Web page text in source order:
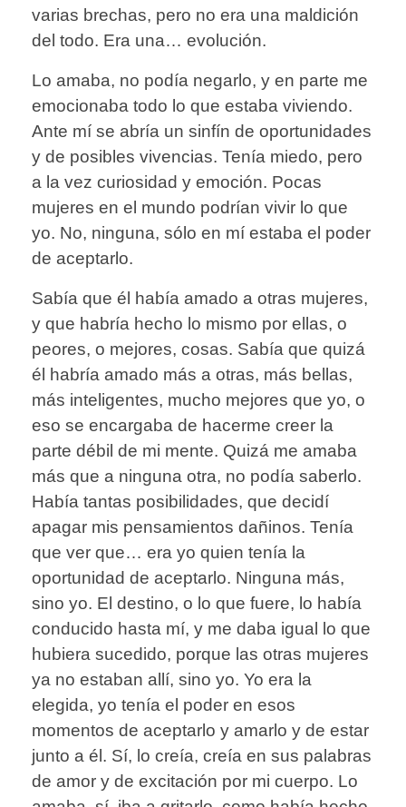
varias brechas, pero no era una maldición
del todo. Era una… evolución.
Lo amaba, no podía negarlo, y en parte me
emocionaba todo lo que estaba viviendo.
Ante mí se abría un sinfín de oportunidades
y de posibles vivencias. Tenía miedo, pero
a la vez curiosidad y emoción. Pocas
mujeres en el mundo podrían vivir lo que
yo. No, ninguna, sólo en mí estaba el poder
de aceptarlo.
Sabía que él había amado a otras mujeres,
y que habría hecho lo mismo por ellas, o
peores, o mejores, cosas. Sabía que quizá
él habría amado más a otras, más bellas,
más inteligentes, mucho mejores que yo, o
eso se encargaba de hacerme creer la
parte débil de mi mente. Quizá me amaba
más que a ninguna otra, no podía saberlo.
Había tantas posibilidades, que decidí
apagar mis pensamientos dañinos. Tenía
que ver que… era yo quien tenía la
oportunidad de aceptarlo. Ninguna más,
sino yo. El destino, o lo que fuere, lo había
conducido hasta mí, y me daba igual lo que
hubiera sucedido, porque las otras mujeres
ya no estaban allí, sino yo. Yo era la
elegida, yo tenía el poder en esos
momentos de aceptarlo y amarlo y de estar
junto a él. Sí, lo creía, creía en sus palabras
de amor y de excitación por mi cuerpo. Lo